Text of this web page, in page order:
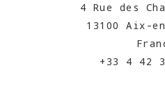
4 Rue des
13100 Aix-
+33 4 42